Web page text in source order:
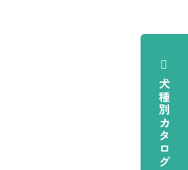
犬種別カタログ